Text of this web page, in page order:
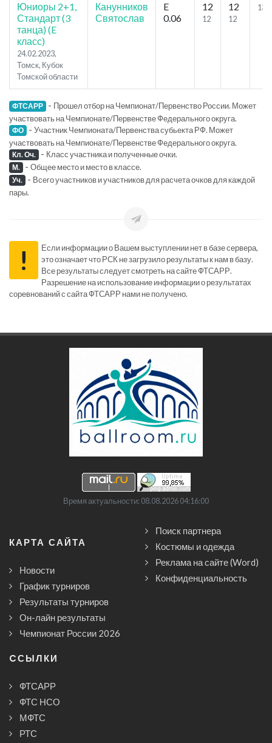
Юниоры 2+1,
Стандарт (3
танца) (E
класс)
24.02.2023,
Томск, Кубок
Томской области
Канунников
Святослав
E
0.06
12
12
12
12
ФТСАРР - Прошел отбор на Чемпионат/Первенство России. Может
участвовать на Чемпионате/Первенстве Федерального округа.
ФО - Участник Чемпионата/Первенства субьекта РФ. Может
участвовать на Чемпионате/Первенстве Федерального округа.
Кл. Оч. - Класс участника и полученные очки.
М. - Общее место и место в классе.
Уч. - Всего участников и участников для расчета очков для каждой
пары.
!
Если информации о Вашем выступлении нет в базе сервера,
это означает что РСК не загрузило результаты к нам в базу.
Все результаты следует смотреть на сайте ФТСАРР.
Разрешение на использование информации о результатах
соревнований с сайта ФТСАРР нами не получено.
Время актуальности: 08.08.2026 04:16:00
КАРТА САЙТА
Новости
График турниров
Результаты турниров
Он-лайн результаты
Чемпионат России 2026
Поиск партнера
Костюмы и одежда
Реклама на сайте (Word)
Конфиденциальность
CСЫЛКИ
ФТСАРР
ФТС НСО
МФТС
РТС